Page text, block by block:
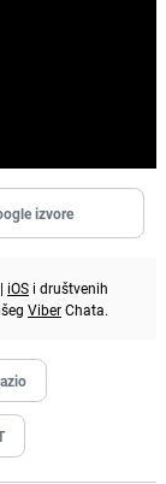
izvore
| iOS i društvenih
ViberChata.